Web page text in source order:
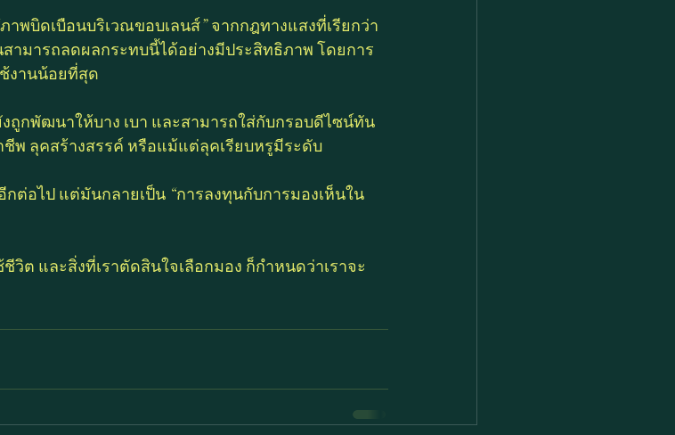
พบิดเบือนบริเวณขอบเลนส์” จากกฎทางแสงที่เรียกว่า
สามารถลดผลกระทบนี้ได้อย่างมีประสิทธิภาพ โดยการ
งานน้อยที่สุด
ถูกพัฒนาให้บาง เบา และสามารถใส่กับกรอบดีไซน์ทัน
พ ลุคสร้างสรรค์ หรือแม้แต่ลุคเรียบหรูมีระดับ
ต่อไป แต่มันกลายเป็น “การลงทุนกับการมองเห็นใน
วิต และสิ่งที่เราตัดสินใจเลือกมอง ก็กำหนดว่าเราจะ